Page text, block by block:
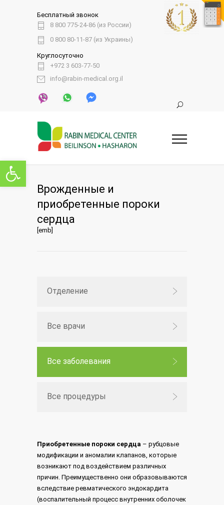
Открыть панель инструментов
Бесплатный звонок
8 800 775-24-86 (из России)
0 800 80-11-87 (из Украины)
Круглосуточно
+972 3 603-77-50
info@rabin-medical.org.il
Врожденные и
приобретенные пороки
сердца
[emb]
Отделение
Все врачи
Все заболевания
Все процедуры
Приобретенные пороки сердца – рубцовые
модификации и аномалии клапанов, которые
возникают под воздействием различных
причин. Преимущественно они образовываются
вследствие ревматического эндокардита
(воспалительный процесс внутренних оболочек